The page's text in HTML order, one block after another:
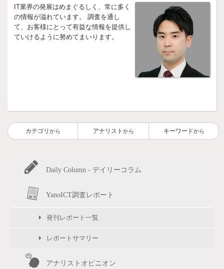
IT業界の発展はめまぐるしく、常に多く
の情報が溢れています。 調査を通し
て、お客様にとって有益な情報を提供し
ていけるように努めてまいります。
カテゴリ から アナリスト から キーワードから
Daily Column - デイリーコラム
YanoICT調査レポート
発刊レポート一覧
レポートサマリー
アナリストオピニオン